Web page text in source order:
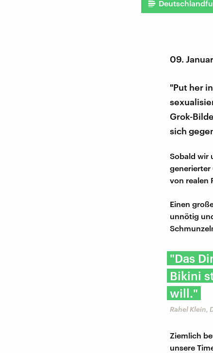
09.
"Put her
Grok-
sich
Sobald wir
generierter
von realen
Einen
unnötig
"Das
Bikini
will."
Rahel Klein,
Ziemlich
unsere